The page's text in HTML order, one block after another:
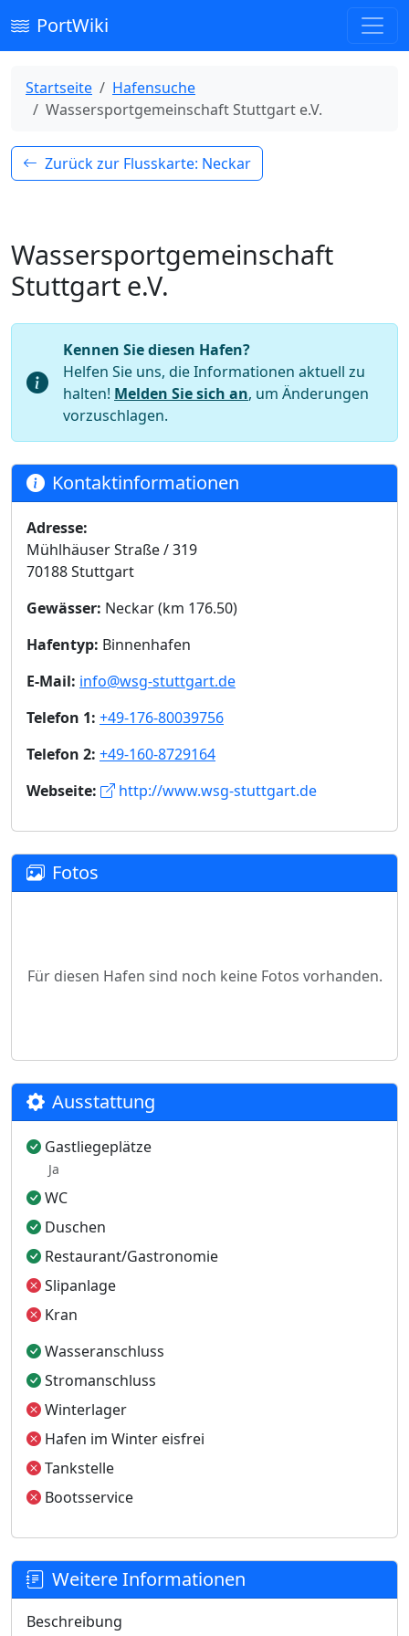
PortWiki
Startseite
Hafensuche
Wassersportgemeinschaft Stuttgart e.V.
Zurück zur Flusskarte: Neckar
Wassersportgemeinschaft
Stuttgart e.V.
Kennen Sie diesen Hafen?
Helfen Sie uns, die Informationen aktuell zu
halten! Melden Sie sich an, um Änderungen
vorzuschlagen.
Kontaktinformationen
Adresse:
Mühlhäuser Straße / 319
70188 Stuttgart
Gewässer: Neckar (km 176.50)
Hafentyp: Binnenhafen
E-Mail: info@wsg-stuttgart.de
Telefon 1: +49-176-80039756
Telefon 2: +49-160-8729164
Webseite:
http://www.wsg-stuttgart.de
Fotos
Für diesen Hafen sind noch keine Fotos vorhanden.
Ausstattung
Gastliegeplätze
Ja
WC
Duschen
Restaurant/Gastronomie
Slipanlage
Kran
Wasseranschluss
Stromanschluss
Winterlager
Hafen im Winter eisfrei
Tankstelle
Bootsservice
Weitere Informationen
Beschreibung